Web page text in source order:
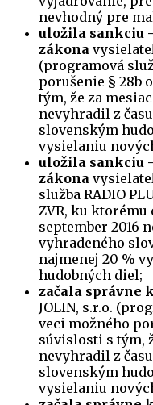
nevhodný pre
uložila sankciu
zákona
(programová
porušenie § 28b
tým, že za
nevyhradil z
slovenským
vysielaniu
uložila sankciu
zákona
služba RADIO
ZVR, ku ktorému
september 2016
vyhradeného
najmenej 20 %
hudobných diel;
začala správne
JOLIN, s.r.o.
veci možného
súvislosti s tým,
nevyhradil z
slovenským
vysielaniu